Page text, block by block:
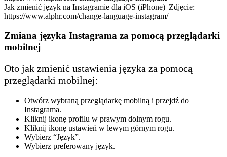
Jak zmienić język na Instagramie dla iOS (iPhone)| Zdjęcie:
https://www.alphr.com/change-language-instagram/
Zmiana języka Instagrama za pomocą przeglądarki
mobilnej
Oto jak zmienić ustawienia języka za pomocą
przeglądarki mobilnej:
Otwórz wybraną przeglądarkę mobilną i przejdź do
Instagrama.
Kliknij ikonę profilu w prawym dolnym rogu.
Kliknij ikonę ustawień w lewym górnym rogu.
Wybierz “Język”.
Wybierz preferowany język.